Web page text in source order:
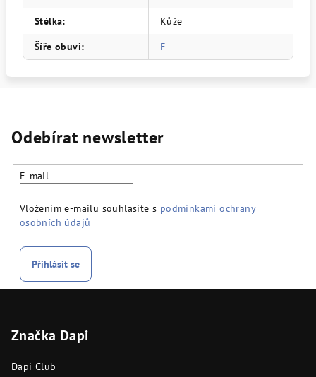
Stélka:
Kůže
Šíře obuvi: F
Odebírat newsletter
E-mail
Vložením e-mailu souhlasíte s podmínkami ochrany
osobních údajů
Přihlásit se
Značka Dapi
Dapi Club